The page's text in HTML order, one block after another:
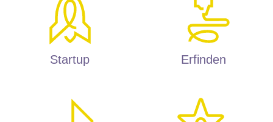
Startup Erfinden